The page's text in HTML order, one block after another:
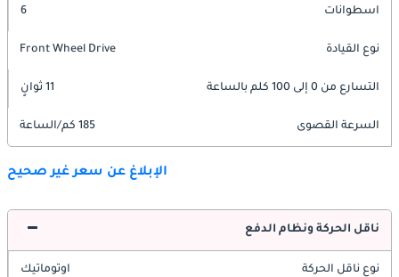
اسطوانات 6
نوع القيادة Front Wheel Drive
التسارع من 0 إلى 100 كلم بالساعة 11 ثوانٍ
السرعة القصوى 185 كم/الساعة
الإبلاغ عن سعر غير صحيح
ناقل الحركة ونظام الدفع
نوع ناقل الحركة اوتوماتيك